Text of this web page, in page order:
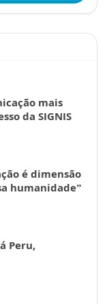
mais
da SIGNIS
é dimensão
humanidade”
Peru,